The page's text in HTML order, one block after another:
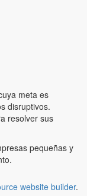
meta es
disruptivos.
resolver sus
pequeñas y
website builder.